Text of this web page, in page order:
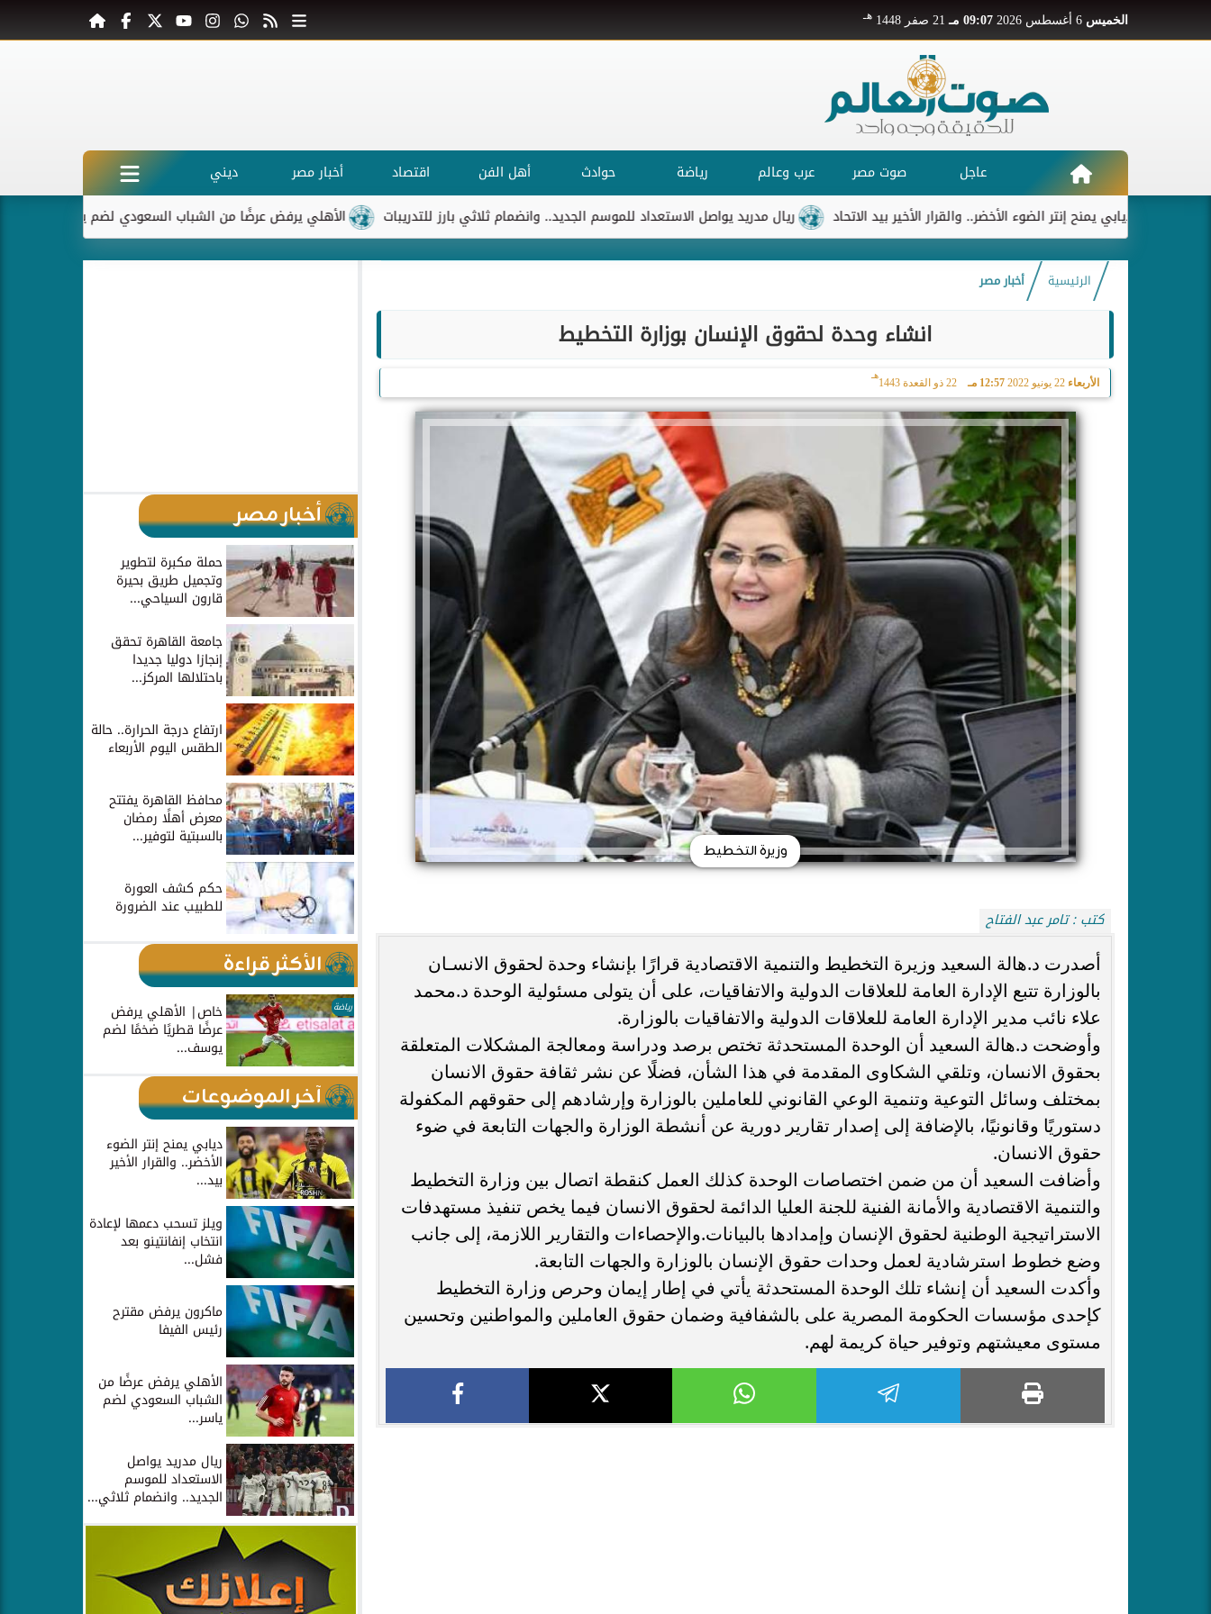
الخميس 09:07 مـ 21 صفر 1448 هـ
عاجل صوت مصر عرب وعالم رياضة حوادث أهل الفن اقتصاد أخبار مصر
ديني
الأهلي يرفض عرضًا من الشباب السعودي لضم ياسر إبراهيم ريال مدريد يواصل الاستعداد للموسم الجديد.. وانضمام ثلاثي بارز للتدريبات ديابي يمنح إنتر الضوء الأخضر.. والقرار الأخير بيد الاتحاد
الرئيسية أخبار مصر
انشاء وحدة لحقوق الإنسان بوزارة التخطيط
الأربعاء 22 يونيو 2022 12:57 مـ 22 ذو القعدة 1443
هـ
وزيرة التخطيط
كتب : تامر عبد الفتاح
أصدرت د.هالة السعيد وزيرة التخطيط والتنمية الاقتصادية قرارًا بإنشاء وحدة لحقوق الانسـان
بالوزارة تتبع الإدارة العامة للعلاقات الدولية والاتفاقيات، على أن يتولى مسئولية الوحدة د.محمد
علاء نائب مدير الإدارة العامة للعلاقات الدولية والاتفاقيات بالوزارة.
وأوضحت د.هالة السعيد أن الوحدة المستحدثة تختص برصد ودراسة ومعالجة المشكلات المتعلقة
بحقوق الانسان، وتلقي الشكاوى المقدمة في هذا الشأن، فضلًا عن نشر ثقافة حقوق الانسان
بمختلف وسائل التوعية وتنمية الوعي القانوني للعاملين بالوزارة وإرشادهم إلى حقوقهم المكفولة
دستوريًا وقانونيًا، بالإضافة إلى إصدار تقارير دورية عن أنشطة الوزارة والجهات التابعة في ضوء
حقوق الانسان.
وأضافت السعيد أن من ضمن اختصاصات الوحدة كذلك العمل كنقطة اتصال بين وزارة التخطيط
والتنمية الاقتصادية والأمانة الفنية للجنة العليا الدائمة لحقوق الانسان فيما يخص تنفيذ مستهدفات
الاستراتيجية الوطنية لحقوق الإنسان وإمدادها بالبيانات.والإحصاءات والتقارير اللازمة، إلى جانب
وضع خطوط استرشادية لعمل وحدات حقوق الإنسان بالوزارة والجهات التابعة.
وأكدت السعيد أن إنشاء تلك الوحدة المستحدثة يأتي في إطار إيمان وحرص وزارة التخطيط
كإحدى مؤسسات الحكومة المصرية على بالشفافية وضمان حقوق العاملين والمواطنين وتحسين
مستوى معيشتهم وتوفير حياة كريمة لهم.
أخبار مصر
حملة مكبرة لتطوير
وتجميل طريق بحيرة
قارون السياحي...
جامعة القاهرة تحقق
إنجازا دوليا جديدا
باحتلالها المركز...
ارتفاع درجة الحرارة.. حالة
الطقس اليوم الأربعاء
محافظ القاهرة يفتتح
معرض أهلًا رمضان
بالسبتية لتوفير...
حكم كشف العورة
للطبيب عند الضرورة
الأكثر قراءة
رياضة خاص| الأهلي يرفض
عرضًا قطريًا ضخمًا لضم
يوسف...
آخر الموضوعات
ديابي يمنح إنتر الضوء
الأخضر.. والقرار الأخير
بيد...
ويلز تسحب دعمها لإعادة
انتخاب إنفانتينو بعد
فشل...
ماكرون يرفض مقترح
رئيس الفيفا
الأهلي يرفض عرضًا من
الشباب السعودي لضم
ياسر...
ريال مدريد يواصل
الاستعداد للموسم
الجديد.. وانضمام ثلاثي...